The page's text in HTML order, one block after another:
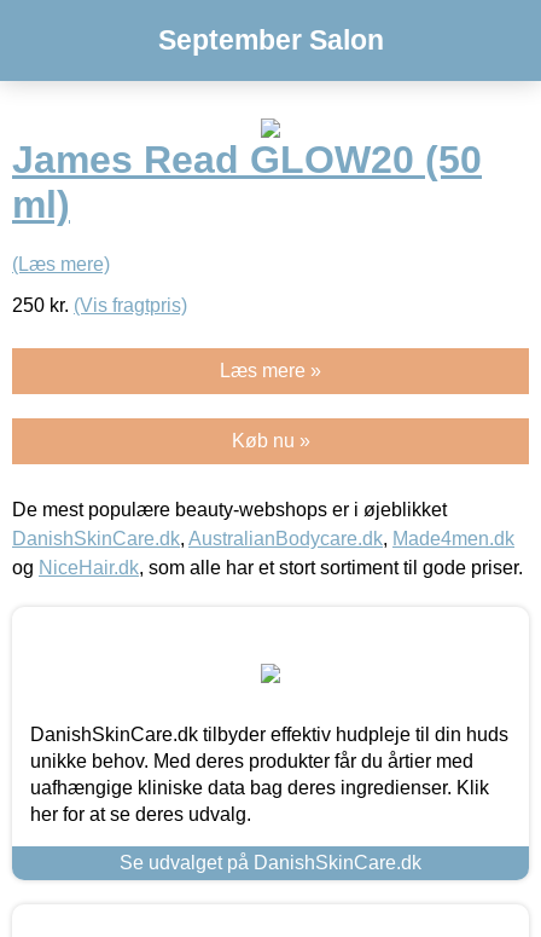
September Salon
James Read GLOW20 (50
ml)
(Læs mere)
250 kr. (Vis fragtpris)
Læs mere »
Køb nu »
De mest populære beauty-webshops er i øjeblikket
DanishSkinCare.dk, AustralianBodycare.dk, Made4men.dk
og NiceHair.dk, som alle har et stort sortiment til gode priser.
DanishSkinCare.dk tilbyder effektiv hudpleje til din huds
unikke behov. Med deres produkter får du årtier med
uafhængige kliniske data bag deres ingredienser. Klik
her for at se deres udvalg.
Se udvalget på DanishSkinCare.dk